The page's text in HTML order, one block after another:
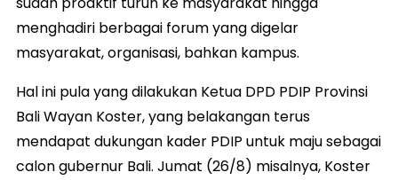
menghadiri berbagai forum yang digelar
masyarakat, organisasi, bahkan kampus.
Hal ini pula yang dilakukan Ketua DPD PDIP Provinsi
Bali Wayan Koster, yang belakangan terus
mendapat dukungan kader PDIP untuk maju sebagai
calon gubernur Bali. Jumat (26/8) misalnya, Koster